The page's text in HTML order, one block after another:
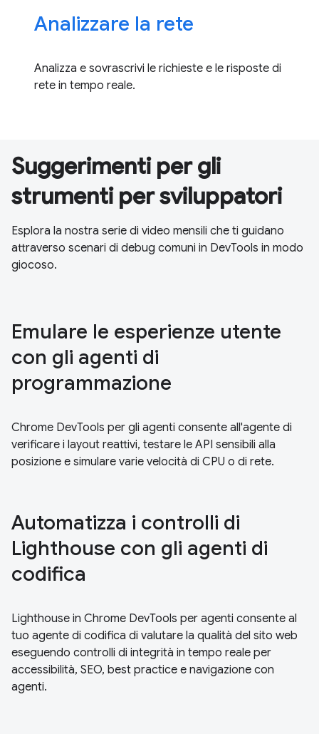
Analizzare la rete
Analizza e sovrascrivi le richieste e le risposte di
rete in tempo reale.
Suggerimenti per gli
strumenti per sviluppatori
Esplora la nostra serie di video mensili che ti guidano
attraverso scenari di debug comuni in DevTools in modo
giocoso.
Emulare le esperienze utente
con gli agenti di
programmazione
Chrome DevTools per gli agenti consente all'agente di
verificare i layout reattivi, testare le API sensibili alla
posizione e simulare varie velocità di CPU o di rete.
Automatizza i controlli di
Lighthouse con gli agenti di
codifica
Lighthouse in Chrome DevTools per agenti consente al
tuo agente di codifica di valutare la qualità del sito web
eseguendo controlli di integrità in tempo reale per
accessibilità, SEO, best practice e navigazione con
agenti.